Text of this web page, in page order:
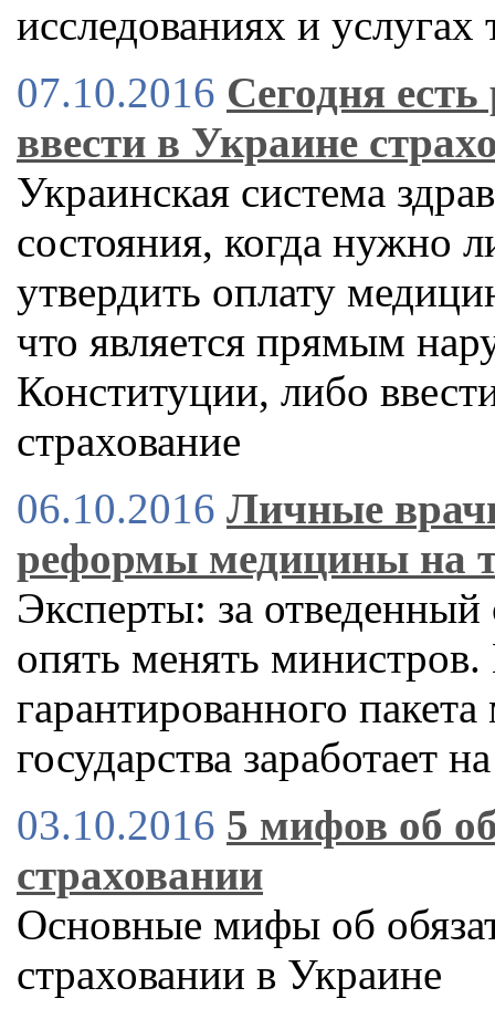
исследованиях и
07.10.2016 Сегодня
ввести в Украине
Украинская система
состояния, когда нужно
утвердить оплату
что является прямым
Конституции, либо
страхование
06.10.2016 Личные
реформы медицины на
Эксперты: за
опять менять
гарантированного
государства заработает
03.10.2016 5 мифов об
страховании
Основные мифы об
страховании в Украине